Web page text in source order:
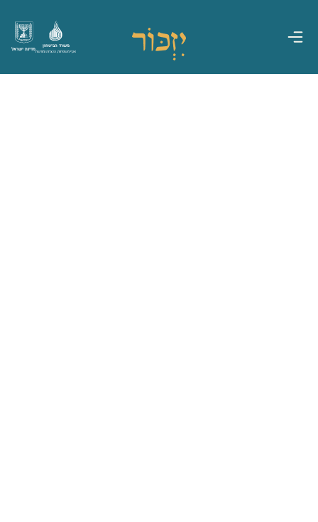
מדינת ישראל
משרד הביטחון
אגף משפחות, הנצחה ומורשת